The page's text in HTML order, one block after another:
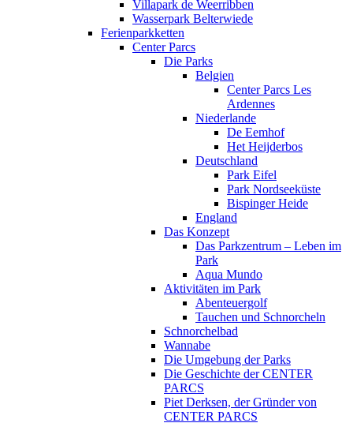
Villapark de Weerribben
Wasserpark Belterwiede
Ferienparkketten
Center Parcs
Die Parks
Belgien
Center Parcs Les
Ardennes
Niederlande
De Eemhof
Het Heijderbos
Deutschland
Park Eifel
Park Nordseeküste
Bispinger Heide
England
Das Konzept
Das Parkzentrum – Leben im
Park
Aqua Mundo
Aktivitäten im Park
Abenteuergolf
Tauchen und Schnorcheln
Schnorchelbad
Wannabe
Die Umgebung der Parks
Die Geschichte der CENTER
PARCS
Piet Derksen, der Gründer von
CENTER PARCS